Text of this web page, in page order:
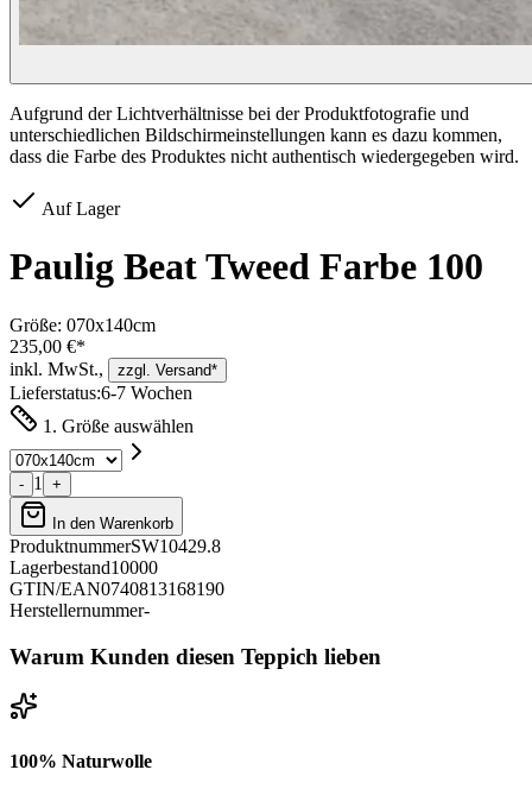
Aufgrund der Lichtverhältnisse bei der Produktfotografie und
unterschiedlichen Bildschirmeinstellungen kann es dazu kommen,
dass die Farbe des Produktes nicht authentisch wiedergegeben wird.
Auf Lager
Paulig Beat Tweed Farbe 100
Größe: 070x140cm
235,00 €*
inkl. MwSt.,
zzgl. Versand*
Lieferstatus:6-7 Wochen
1. Größe auswählen
- 1 +
In den Warenkorb
ProduktnummerSW10429.8
Lagerbestand10000
GTIN/EAN0740813168190
Herstellernummer-
Warum Kunden diesen Teppich lieben
100% Naturwolle